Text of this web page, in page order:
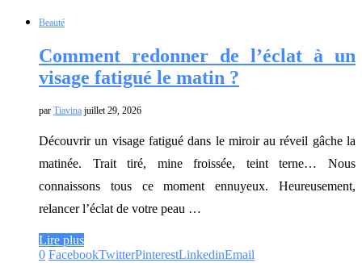
Beauté
Comment redonner de l’éclat à un
visage fatigué le matin ?
par Tiavina juillet 29, 2026
Découvrir un visage fatigué dans le miroir au réveil gâche la
matinée. Trait tiré, mine froissée, teint terne… Nous
connaissons tous ce moment ennuyeux. Heureusement,
relancer l’éclat de votre peau …
Lire plus
0 FacebookTwitterPinterestLinkedinEmail